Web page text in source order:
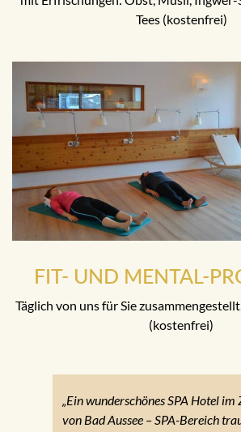
Tees (kostenfrei)
FIT- UND MENTAL-
Täglich von uns für Sie
(kostenfrei)
„Ein wunderschönes SPA Hotel im
von Bad Aussee – SPA-Bereich